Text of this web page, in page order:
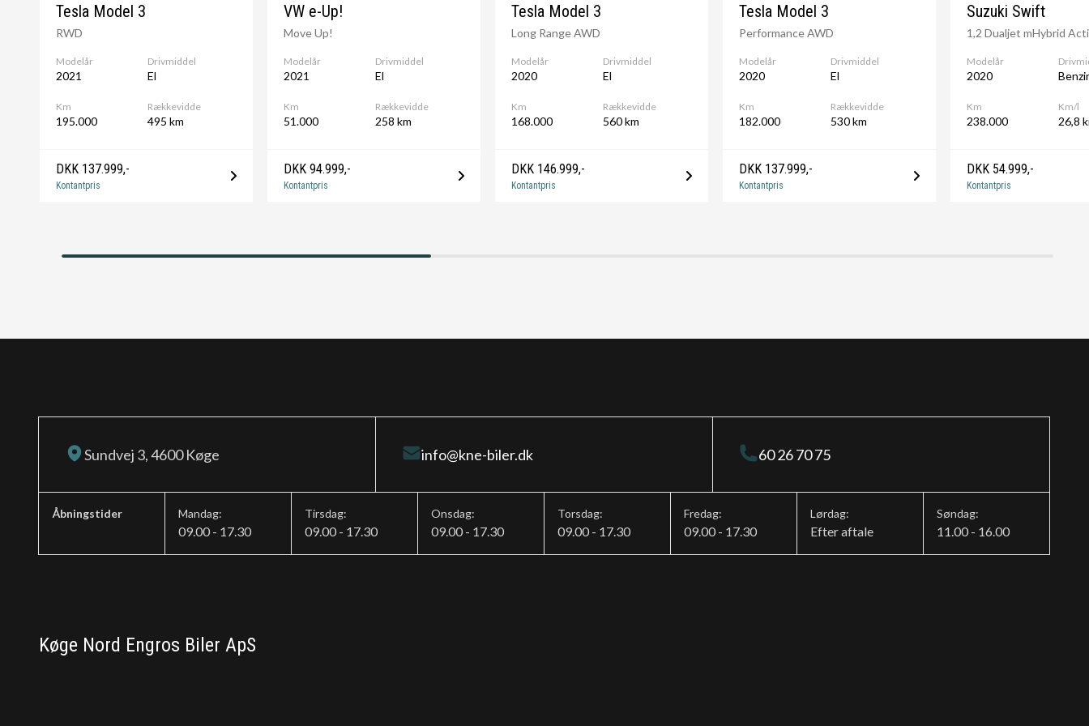
🚘 Nummerpladeoperatør - omgående levering.
Tesla Model 3
RWD
Modelår
2021
Drivmiddel
El
Km
195.000
Rækkevidde
495 km
DKK 137.999,-
Kontantpris
VW e-Up!
Move Up!
Modelår
2021
Drivmiddel
El
Km
51.000
Rækkevidde
258 km
DKK 94.999,-
Kontantpris
Tesla Model 3
Long Range AWD
Modelår
2020
Drivmiddel
El
Km
168.000
Rækkevidde
560 km
DKK 146.999,-
Kontantpris
Tesla Model 3
Performance AWD
Modelår
2020
Drivmiddel
El
Km
182.000
Rækkevidde
530 km
DKK 137.999,-
Kontantpris
Suzuki Swift
1,2 Dualjet mHybrid
Modelår
2020
Km
238.000
Km/l
26,8
DKK 54.999,-
Kontantpris
Sundvej 3, 4600 Køge info@kne-biler.dk 60 26 70 75
Åbningstider Mandag:
09.00 - 17.30
Tirsdag:
09.00 - 17.30
Onsdag:
09.00 - 17.30
Torsdag:
09.00 - 17.30
Fredag:
09.00 - 17.30
Lørdag:
Efter aftale
Søndag:
11.00 - 16.00
Køge Nord Engros Biler ApS